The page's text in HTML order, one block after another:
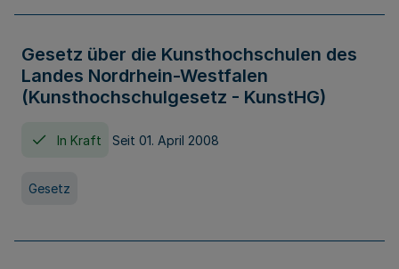
Gesetz über die Kunsthochschulen des
Landes Nordrhein-Westfalen
(Kunsthochschulgesetz - KunstHG)
In Kraft Seit 01. April 2008
Gesetz